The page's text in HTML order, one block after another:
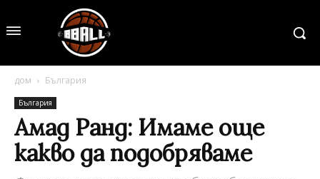
дом България
България
Амад Ранд: Имаме още
какво да подобряваме